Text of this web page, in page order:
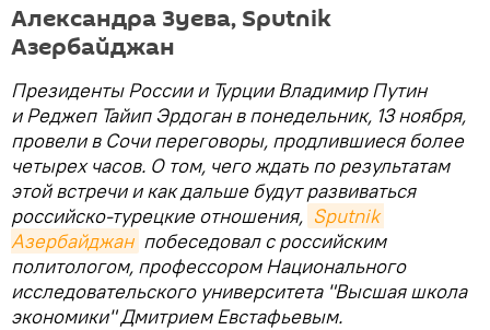
Александра Зуева, Sputnik
Азербайджан
Президенты России и Турции Владимир Путин
и Реджеп Тайип Эрдоган в понедельник, 13 ноября,
провели в Сочи переговоры, продлившиеся более
четырех часов. О том, чего ждать по результатам
этой встречи и как дальше будут развиваться
российско-турецкие отношения, Sputnik
Азербайджан побеседовал с российским
политологом, профессором Национального
исследовательского университета "Высшая школа
экономики" Дмитрием Евстафьевым.